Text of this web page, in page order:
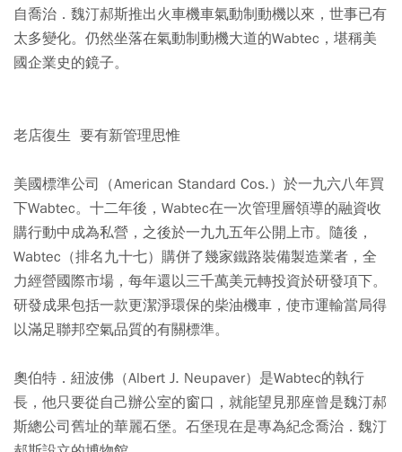
自喬治．魏汀郝斯推出火車機車氣動制動機以來，世事已有
太多變化。仍然坐落在氣動制動機大道的Wabtec，堪稱美
國企業史的鏡子。
老店復生 要有新管理思惟
美國標準公司（American Standard Cos.）於一九六八年買
下Wabtec。十二年後，Wabtec在一次管理層領導的融資收
購行動中成為私營，之後於一九九五年公開上市。隨後，
Wabtec（排名九十七）購併了幾家鐵路裝備製造業者，全
力經營國際市場，每年還以三千萬美元轉投資於研發項下。
研發成果包括一款更潔淨環保的柴油機車，使市運輸當局得
以滿足聯邦空氣品質的有關標準。
奧伯特．紐波佛（Albert J. Neupaver）是Wabtec的執行
長，他只要從自己辦公室的窗口，就能望見那座曾是魏汀郝
斯總公司舊址的華麗石堡。石堡現在是專為紀念喬治．魏汀